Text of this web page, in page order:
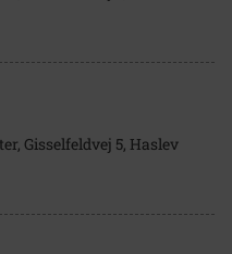
Gisselfeldvej 5, Haslev